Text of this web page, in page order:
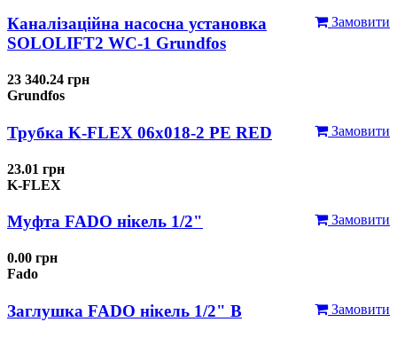
Замовити
Каналізаційна насосна установка
SOLOLIFT2 WC-1 Grundfos
23 340.24 грн
Grundfos
Замовити
Трубка K-FLEX 06x018-2 РЕ RED
23.01 грн
K-FLEX
Замовити
Муфта FADO нікель 1/2"
0.00 грн
Fado
Замовити
Заглушка FADO нікель 1/2" В